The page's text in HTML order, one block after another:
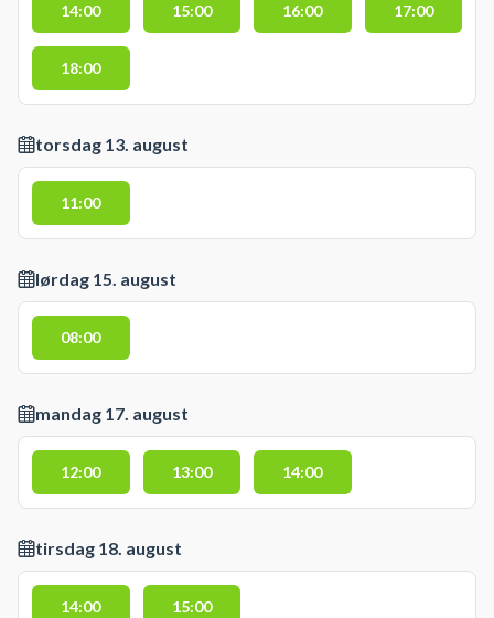
14:00 15:00 16:00 17:00
18:00
torsdag 13. august
11:00
lørdag 15. august
08:00
mandag 17. august
12:00 13:00 14:00
tirsdag 18. august
14:00 15:00